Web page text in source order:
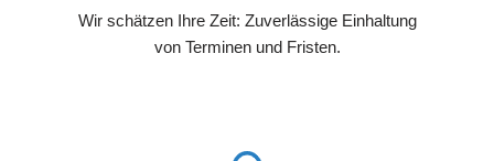
Wir schätzen Ihre Zeit: Zuverlässige Einhaltung
von Terminen und Fristen.